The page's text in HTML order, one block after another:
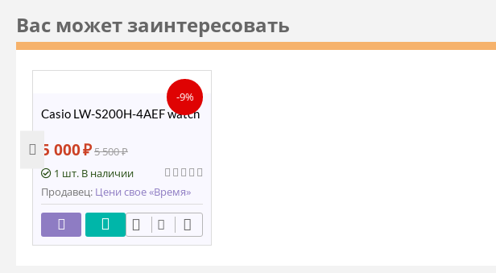
Вас может заинтересовать
-9%
Casio LW-S200H-4AEF watch
5 000₽5 500₽
1 шт. В наличии
Продавец: Цени свое «Время»